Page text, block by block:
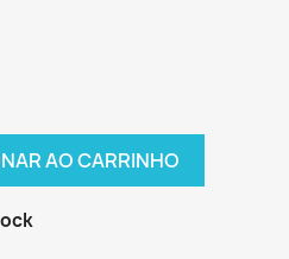
AO CARRINHO